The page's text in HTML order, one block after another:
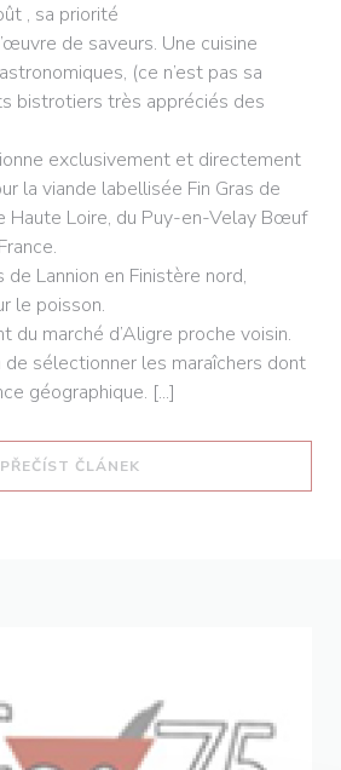
, sa priorité
de saveurs. Une cuisine
(ce n’est pas sa
bistrotiers très appréciés des
exclusivement et directement
la viande labellisée Fin Gras de
Haute Loire, du Puy-en-Velay Bœuf
Lannion en Finistère nord,
le poisson.
du marché d’Aligre proche voisin.
sélectionner les maraîchers dont
géographique. [...]
PŘEČÍST ČLÁNEK((OTEVŘE SE V NOVÉM